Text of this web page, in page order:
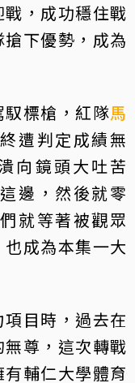
戰，成功穩住戰
下優勢，成為
標槍，紅隊馬
遭判定成績無
向鏡頭大吐苦
邊，然後就零
就等著被觀眾
成為本集一大
目時，過去在
尊，這次轉戰
輔仁大學體育